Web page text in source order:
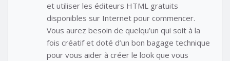
et utiliser les éditeurs HTML gratuits
disponibles sur Internet pour commencer.
Vous aurez besoin de quelqu’un qui soit à la
fois créatif et doté d’un bon bagage technique
pour vous aider à créer le look que vous